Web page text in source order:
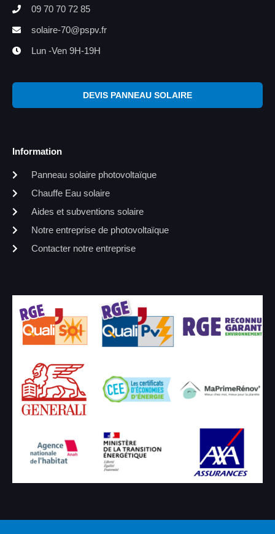
09 70 70 72 85
solaire-70@pspv.fr
Lun -Ven 9H-19H
DEVIS PANNEAU SOLAIRE
Information
Panneau solaire photovoltaïque
Chauffe Eau solaire
Aides et subventions solaire
Notre entreprise de photovoltaïque
Contacter notre entreprise